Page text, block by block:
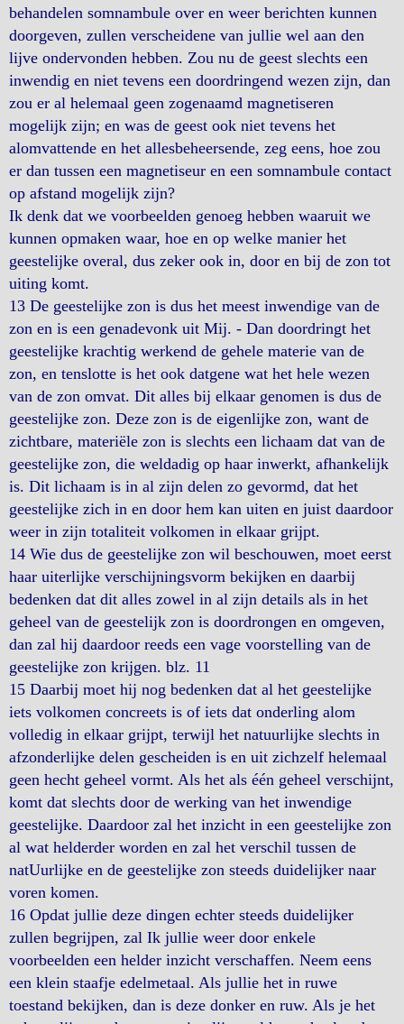
behandelen somnambule over en weer berichten kunnen
doorgeven, zullen verscheidene van jullie wel aan den
lijve ondervonden hebben. Zou nu de geest slechts een
inwendig en niet tevens een doordringend wezen zijn, dan
zou er al helemaal geen zogenaamd magnetiseren
mogelijk zijn; en was de geest ook niet tevens het
alomvattende en het allesbeheersende, zeg eens, hoe zou
er dan tussen een magnetiseur en een somnambule contact
op afstand mogelijk zijn?
Ik denk dat we voorbeelden genoeg hebben waaruit we
kunnen opmaken waar, hoe en op welke manier het
geestelijke overal, dus zeker ook in, door en bij de zon tot
uiting komt.
13 De geestelijke zon is dus het meest inwendige van de
zon en is een genadevonk uit Mij. - Dan doordringt het
geestelijke krachtig werkend de gehele materie van de
zon, en tenslotte is het ook datgene wat het hele wezen
van de zon omvat. Dit alles bij elkaar genomen is dus de
geestelijke zon. Deze zon is de eigenlijke zon, want de
zichtbare, materiële zon is slechts een lichaam dat van de
geestelijke zon, die weldadig op haar inwerkt, afhankelijk
is. Dit lichaam is in al zijn delen zo gevormd, dat het
geestelijke zich in en door hem kan uiten en juist daardoor
weer in zijn totaliteit volkomen in elkaar grijpt.
14 Wie dus de geestelijke zon wil beschouwen, moet eerst
haar uiterlijke verschijningsvorm bekijken en daarbij
bedenken dat dit alles zowel in al zijn details als in het
geheel van de geestelijk zon is doordrongen en omgeven,
dan zal hij daardoor reeds een vage voorstelling van de
geestelijke zon krijgen. blz. 11
15 Daarbij moet hij nog bedenken dat al het geestelijke
iets volkomen concreets is of iets dat onderling alom
volledig in elkaar grijpt, terwijl het natuurlijke slechts in
afzonderlijke delen gescheiden is en uit zichzelf helemaal
geen hecht geheel vormt. Als het als één geheel verschijnt,
komt dat slechts door de werking van het inwendige
geestelijke. Daardoor zal het inzicht in een geestelijke zon
al wat helderder worden en zal het verschil tussen de
natUurlijke en de geestelijke zon steeds duidelijker naar
voren komen.
16 Opdat jullie deze dingen echter steeds duidelijker
zullen begrijpen, zal Ik jullie weer door enkele
voorbeelden een helder inzicht verschaffen. Neem eens
een klein staafje edelmetaal. Als jullie het in ruwe
toestand bekijken, dan is deze donker en ruw. Als je het